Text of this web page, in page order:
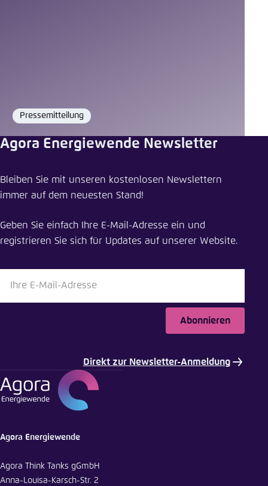
Format
Pressemitteilung
Transparenzdefizite der Netzregulierung
LinkedIn
Bluesky
In die Zwischenablage kopieren
Agora Energiewende Newsletter
Bleiben Sie mit unseren kostenlosen Newslettern
immer auf dem neuesten Stand!
Geben Sie einfach Ihre E-Mail-Adresse ein und
registrieren Sie sich für Updates auf unserer Website.
Abonnieren
Direkt zur Newsletter-Anmeldung
Agora Energiewende
Agora Think Tanks gGmbH
Anna-Louisa-Karsch-Str. 2